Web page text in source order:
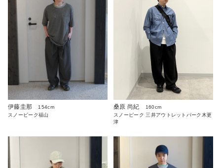
伊藤圭那
154cm
スノーピーク福山
桑原 尚紀
160cm
スノーピーク 三井アウトレットパーク木更
津